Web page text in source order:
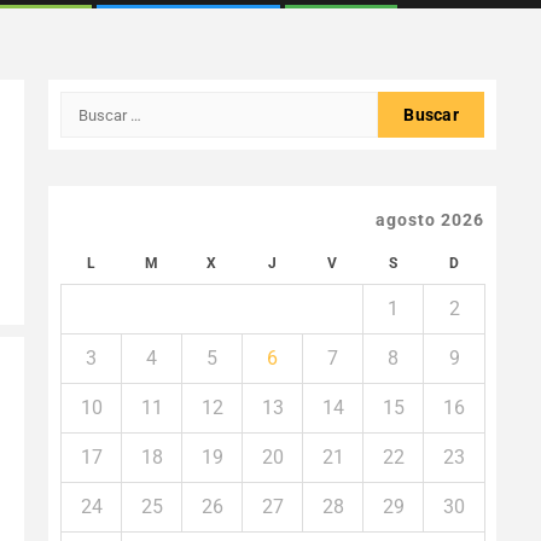
Buscar:
agosto 2026
L M X J V S D
1 2
3 4 5 6 7 8 9
10 11 12 13 14 15 16
17 18 19 20 21 22 23
24 25 26 27 28 29 30